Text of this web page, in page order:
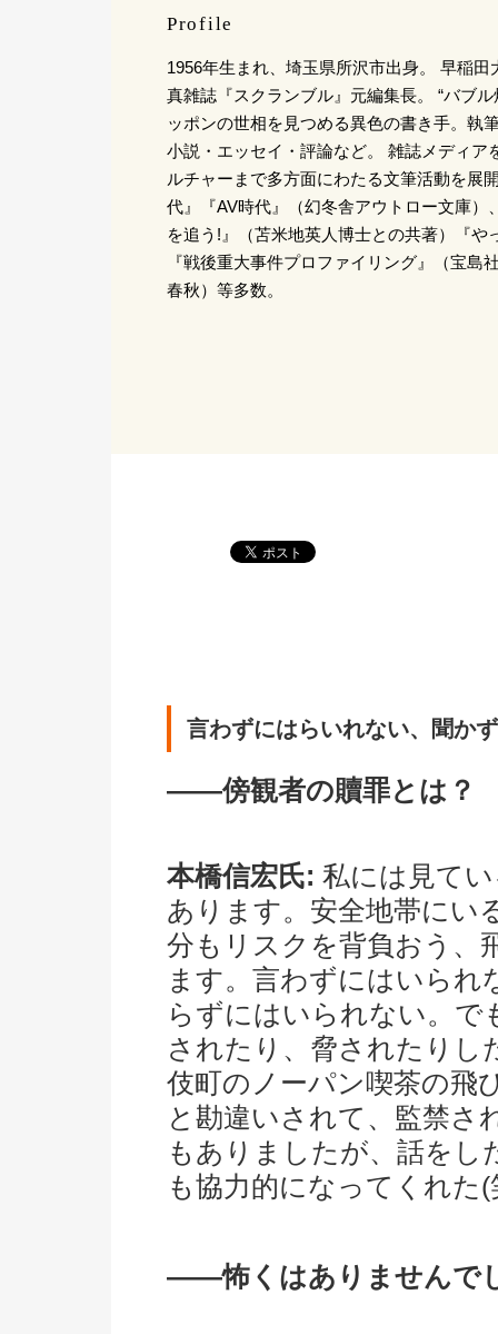
Profile
1956年生まれ、埼玉県所沢市出身。 早稲
真雑誌『スクランブル』元編集長。 “バブ
ッポンの世相を見つめる異色の書き手。執
小説・エッセイ・評論など。 雑誌メディア
ルチャーまで多方面にわたる文筆活動を展
代』『AV時代』（幻冬舎アウトロー文庫）
を追う!』（苫米地英人博士との共著）『や
『戦後重大事件プロファイリング』（宝島
春秋）等多数。
言わずにはらいれない、聞か
――傍観者の贖罪とは？
本橋信宏氏: 私には見て
あります。安全地帯にい
分もリスクを背負おう、
ます。言わずにはいられ
らずにはいられない。で
されたり、脅されたりし
伎町のノーパン喫茶の飛
と勘違いされて、監禁さ
もありましたが、話を
も協力的になってくれた(
――怖くはありませんで